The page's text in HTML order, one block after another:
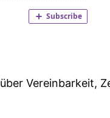
über Vereinbarkeit,